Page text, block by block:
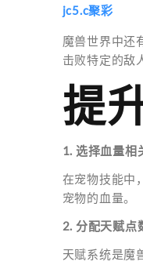
jc5.c聚彩
魔兽世界中还
击败特定的敌
提
1. 选择血量相
在宠物技能中
宠物的血量。
2. 分配天赋点
天赋系统是魔